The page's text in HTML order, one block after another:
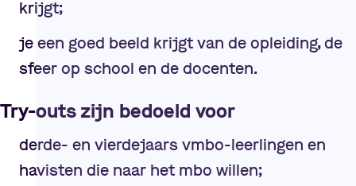
krijgt;
je een goed beeld krijgt van de opleiding, de
sfeer op school en de docenten.
Try-outs zijn bedoeld voor
derde- en vierdejaars vmbo-leerlingen en
havisten die naar het mbo willen;